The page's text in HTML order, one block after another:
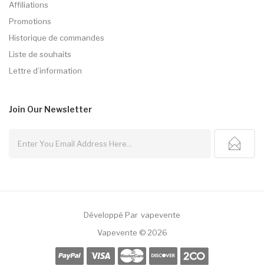
Affiliations
Promotions
Historique de commandes
Liste de souhaits
Lettre d’information
Join Our Newsletter
Développé Par Vapevente
Vapevente © 2026